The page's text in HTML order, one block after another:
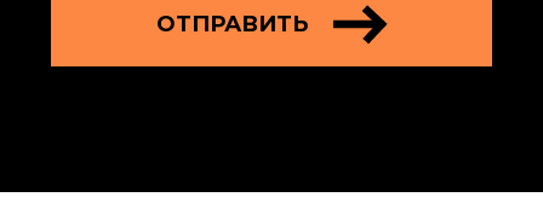
ОТПРАВИТЬ